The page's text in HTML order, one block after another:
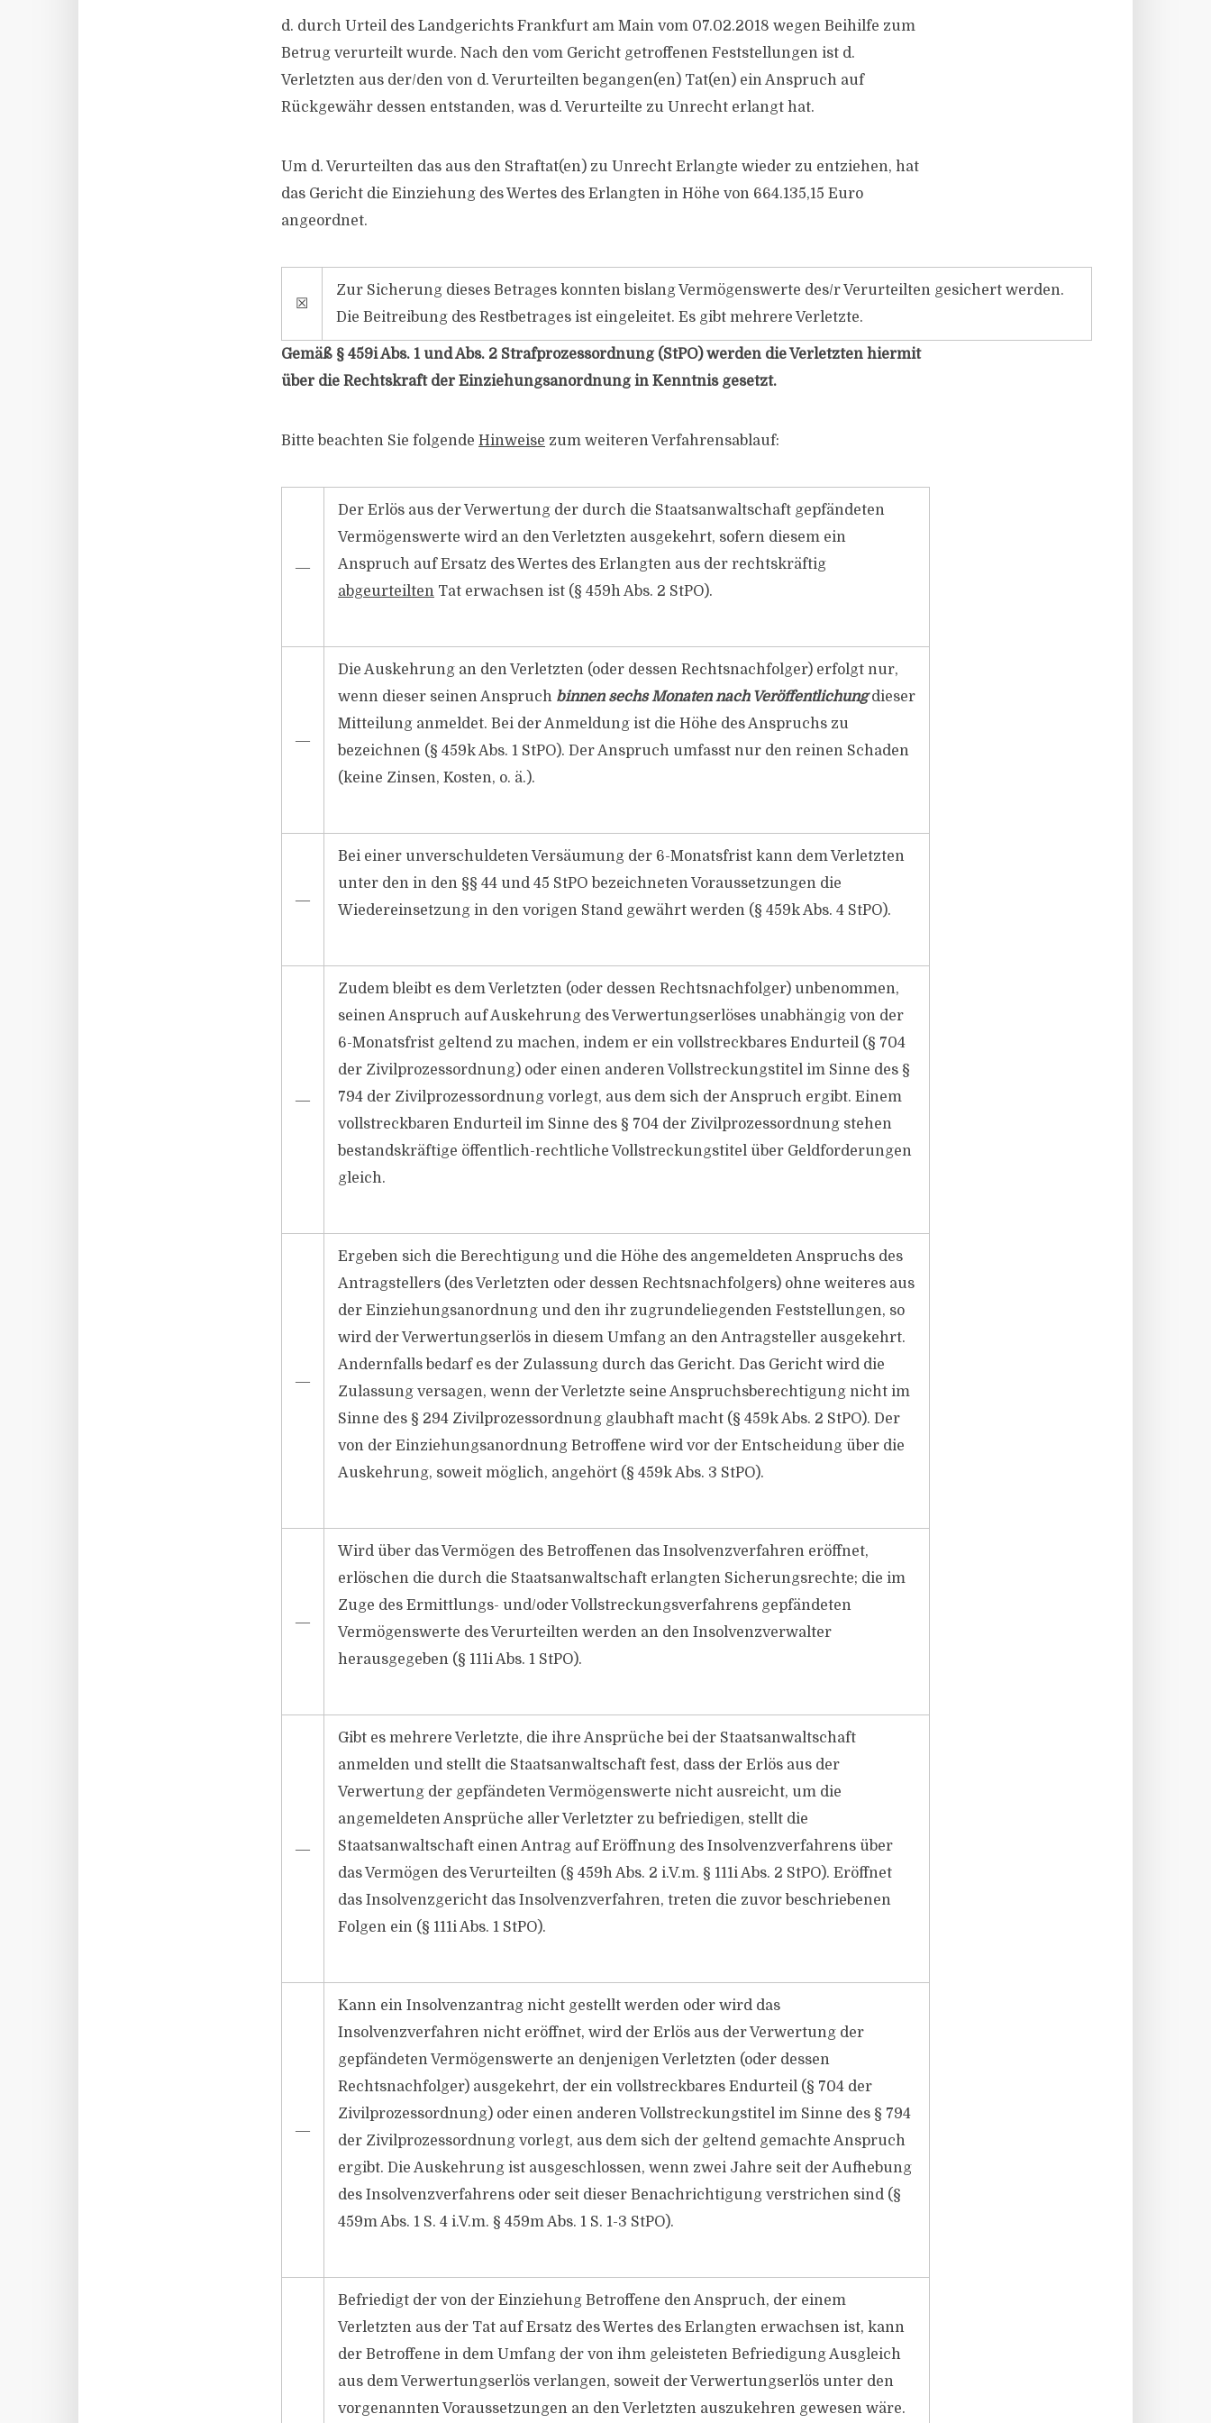
d. durch Urteil des Landgerichts Frankfurt am Main vom 07.02.2018 wegen Beihilfe zum
Betrug verurteilt wurde. Nach den vom Gericht getroffenen Feststellungen ist d.
Verletzten aus der/​den von d. Verurteilten begangen(en) Tat(en) ein Anspruch auf
Rückgewähr dessen entstanden, was d. Verurteilte zu Unrecht erlangt hat.
Um d. Verurteilten das aus den Straftat(en) zu Unrecht Erlangte wieder zu entziehen, hat
das Gericht die Einziehung des Wertes des Erlangten in Höhe von 664.135,15 Euro
angeordnet.
☒
Zur Sicherung dieses Betrages konnten bislang Vermögenswerte des/​r Verurteilten gesichert werden.
Die Beitreibung des Restbetrages ist eingeleitet. Es gibt mehrere Verletzte.
Gemäß § 459i Abs. 1 und Abs. 2 Strafprozessordnung (StPO) werden die Verletzten hiermit
über die Rechtskraft der Einziehungsanordnung in Kenntnis gesetzt.
Bitte beachten Sie folgende Hinweise zum weiteren Verfahrensablauf:
―
Der Erlös aus der Verwertung der durch die Staatsanwaltschaft gepfändeten
Vermögenswerte wird an den Verletzten ausgekehrt, sofern diesem ein
Anspruch auf Ersatz des Wertes des Erlangten aus der rechtskräftig
abgeurteilten Tat erwachsen ist (§ 459h Abs. 2 StPO).
―
Die Auskehrung an den Verletzten (oder dessen Rechtsnachfolger) erfolgt nur,
wenn dieser seinen Anspruch binnen sechs Monaten nach Veröffentlichungdieser
Mitteilung anmeldet. Bei der Anmeldung ist die Höhe des Anspruchs zu
bezeichnen (§ 459k Abs. 1 StPO). Der Anspruch umfasst nur den reinen Schaden
(keine Zinsen, Kosten, o. ä.).
―
Bei einer unverschuldeten Versäumung der 6-Monatsfrist kann dem Verletzten
unter den in den §§ 44 und 45 StPO bezeichneten Voraussetzungen die
Wiedereinsetzung in den vorigen Stand gewährt werden (§ 459k Abs. 4 StPO).
―
Zudem bleibt es dem Verletzten (oder dessen Rechtsnachfolger) unbenommen,
seinen Anspruch auf Auskehrung des Verwertungserlöses unabhängig von der
6-Monatsfrist geltend zu machen, indem er ein vollstreckbares Endurteil (§ 704
der Zivilprozessordnung) oder einen anderen Vollstreckungstitel im Sinne des §
794 der Zivilprozessordnung vorlegt, aus dem sich der Anspruch ergibt. Einem
vollstreckbaren Endurteil im Sinne des § 704 der Zivilprozessordnung stehen
bestandskräftige öffentlich-rechtliche Vollstreckungstitel über Geldforderungen
gleich.
―
Ergeben sich die Berechtigung und die Höhe des angemeldeten Anspruchs des
Antragstellers (des Verletzten oder dessen Rechtsnachfolgers) ohne weiteres aus
der Einziehungsanordnung und den ihr zugrundeliegenden Feststellungen, so
wird der Verwertungserlös in diesem Umfang an den Antragsteller ausgekehrt.
Andernfalls bedarf es der Zulassung durch das Gericht. Das Gericht wird die
Zulassung versagen, wenn der Verletzte seine Anspruchsberechtigung nicht im
Sinne des § 294 Zivilprozessordnung glaubhaft macht (§ 459k Abs. 2 StPO). Der
von der Einziehungsanordnung Betroffene wird vor der Entscheidung über die
Auskehrung, soweit möglich, angehört (§ 459k Abs. 3 StPO).
―
Wird über das Vermögen des Betroffenen das Insolvenzverfahren eröffnet,
erlöschen die durch die Staatsanwaltschaft erlangten Sicherungsrechte; die im
Zuge des Ermittlungs- und/​oder Vollstreckungsverfahrens gepfändeten
Vermögenswerte des Verurteilten werden an den Insolvenzverwalter
herausgegeben (§ 111i Abs. 1 StPO).
―
Gibt es mehrere Verletzte, die ihre Ansprüche bei der Staatsanwaltschaft
anmelden und stellt die Staatsanwaltschaft fest, dass der Erlös aus der
Verwertung der gepfändeten Vermögenswerte nicht ausreicht, um die
angemeldeten Ansprüche aller Verletzter zu befriedigen, stellt die
Staatsanwaltschaft einen Antrag auf Eröffnung des Insolvenzverfahrens über
das Vermögen des Verurteilten (§ 459h Abs. 2 i.V.m. § 111i Abs. 2 StPO). Eröffnet
das Insolvenzgericht das Insolvenzverfahren, treten die zuvor beschriebenen
Folgen ein (§ 111i Abs. 1 StPO).
―
Kann ein Insolvenzantrag nicht gestellt werden oder wird das
Insolvenzverfahren nicht eröffnet, wird der Erlös aus der Verwertung der
gepfändeten Vermögenswerte an denjenigen Verletzten (oder dessen
Rechtsnachfolger) ausgekehrt, der ein vollstreckbares Endurteil (§ 704 der
Zivilprozessordnung) oder einen anderen Vollstreckungstitel im Sinne des § 794
der Zivilprozessordnung vorlegt, aus dem sich der geltend gemachte Anspruch
ergibt. Die Auskehrung ist ausgeschlossen, wenn zwei Jahre seit der Aufhebung
des Insolvenzverfahrens oder seit dieser Benachrichtigung verstrichen sind (§
459m Abs. 1 S. 4 i.V.m. § 459m Abs. 1 S. 1-3 StPO).
Befriedigt der von der Einziehung Betroffene den Anspruch, der einem
Verletzten aus der Tat auf Ersatz des Wertes des Erlangten erwachsen ist, kann
der Betroffene in dem Umfang der von ihm geleisteten Befriedigung Ausgleich
aus dem Verwertungserlös verlangen, soweit der Verwertungserlös unter den
vorgenannten Voraussetzungen an den Verletzten auszukehren gewesen wäre.